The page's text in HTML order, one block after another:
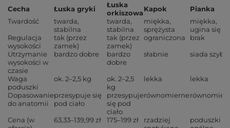
Cecha Łuska gryki
Łuska
orkiszowaKapok
Pianka
Twardość
twarda,
stabilna
twarda,
stabilna
miękka,
sprężysta
miękka,
ugina się
Regulacja
wysokości
tak (przez
zamek)
tak (przez
zamek)
ograniczona
brak
Utrzymanie
wysokości w
czasie
bardzo dobre
bardzo
dobre
słabnie siada
Waga
poduszki
ok. 2–2,5 kg
ok. 2–2,5
kg
lekka
lekka
Dopasowanie
do anatomii
przesypuje się
pod ciało
przesypuje
się pod
ciało
równomierne
Cena (w
63,33–139,99 zł 175–199 zł
rzadziej
poduszki